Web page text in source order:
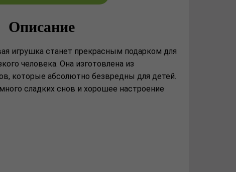
Описание
игрушка станет прекрасным подарком для
человека. Она изготовлена из
которые абсолютно безвредны для детей.
сладких снов и хорошее настроение